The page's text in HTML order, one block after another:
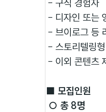
- 구직 경험자
- 디자인 또는
- 브이로그 등
- 스토리텔링
- 이외 콘텐츠
■ 모집인원
○ 총 8명